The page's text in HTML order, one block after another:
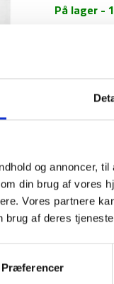
og annoncer,
din brug af vores
Vores partnere
brug af deres
Præferencer
På lager -
Tick
Remover
antal
1-2
Denne
outdoortur i
fjerne en
fjernes